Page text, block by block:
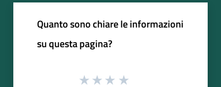
Quanto sono chiare le informazioni
su questa pagina?